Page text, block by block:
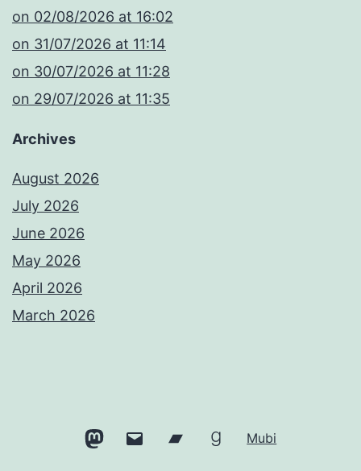
​on 02/08/2026 at 16:02
​on 31/07/2026 at 11:14
​on 30/07/2026 at 11:28
​on 29/07/2026 at 11:35
Archives
August 2026
July 2026
June 2026
May 2026
April 2026
March 2026
MastodonEmail BandcampGoodreads
Mubi